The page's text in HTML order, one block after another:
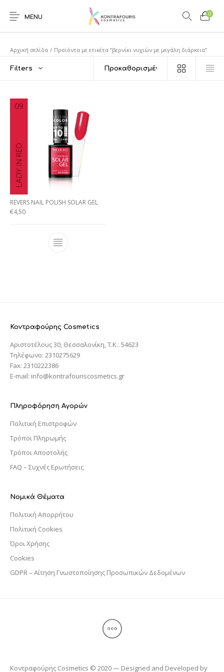
MENU
0
Αρχική σελίδα / Προϊόντα με ετικέτα “βερνίκι νυχιών με μεγάλη διάρκεια”
Filters
REVERS NAIL POLISH SOLAR GEL
€4,50
Κοντραφούρης Cosmetics
Αριστοτέλους 30, Θεσσαλονίκη, T.K.: 54623
Τηλέφωνο: 2310275629
Fax: 2310222386
E-mail: info@kontrafouriscosmetics.gr
Πληροφόρηση Αγορών
Πολιτική Επιστροφών
Τρόποι Πληρωμής
Τρόποι Αποστολής
FAQ – Συχνές Ερωτήσεις
Νομικά Θέματα
Πολιτική Απορρήτου
Πολιτική Cookies
Όροι Χρήσης
Cookies
GDPR – Αίτηση Γνωστοποίησης Προσωπικών Δεδομένων
Κοντραφούρης Cosmetics © 2020 — Designed and Developed by